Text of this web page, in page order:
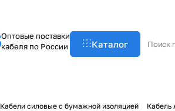
Оптовые поставки
кабеля по России
Каталог
Кабели силовые с бумажной изоляцией Кабель